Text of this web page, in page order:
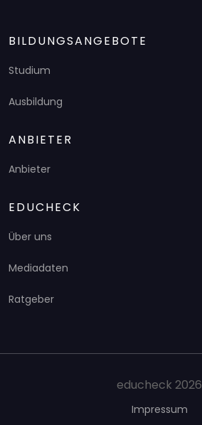
BILDUNGSANGEBOTE
Studium
Ausbildung
ANBIETER
Anbieter
EDUCHECK
Über uns
Mediadaten
Ratgeber
educheck 2026
Impressum